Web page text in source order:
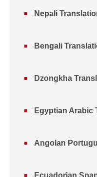
Nepali
Bengali
Dzongkha
Egyptian Arabic
Angolan
Ecuadorian